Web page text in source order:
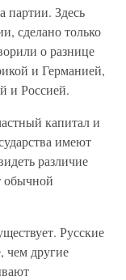
партии. Здесь
сделано только
о разнице
и Германией,
и Россией.
капитал и
имеют
различие
обычной
Русские
чем другие